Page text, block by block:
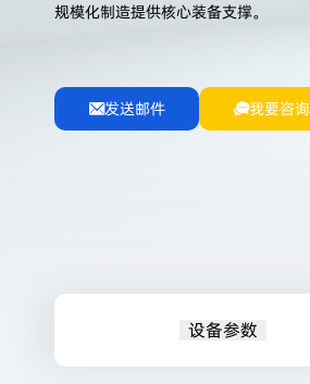
规模化制造提供核心装备支撑。
发送邮件 我要咨询
设备参数